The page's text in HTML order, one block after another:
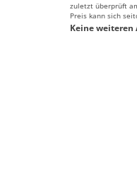
zuletzt überprüft
Preis kann sich
Keine weiteren